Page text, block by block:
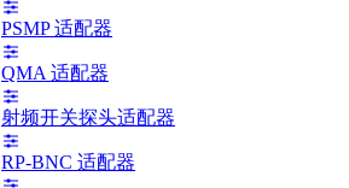
PSMP 适配器
QMA 适配器
射频开关探头适配器
RP-BNC 适配器